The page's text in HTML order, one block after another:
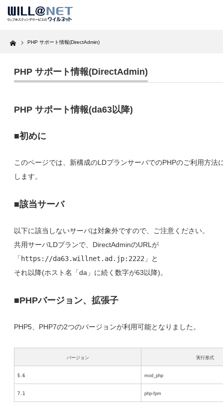
Home PHP サポート情報(DirectAdmin)
PHP サポート情報(DirectAdmin)
PHP サポート情報(da63以降)
■初めに
このページでは、新構成のLDプランサーバでのPHPのご利用方法
します。
■該当サーバ
以下に該当しないサーバは対象外ですので、ご注意ください。
共用サーバLDプランで、DirectAdminのURLが
「 https://da63.willnet.ad.jp:2222 」と
それ以降(ホスト名「da」に続く数字が63以降)。
■PHPバージョン、拡張子
PHP5、PHP7の2つのバージョンが利用可能となりました。
バージョン 実行形式
5.6 mod_php
7.1 php-fpm